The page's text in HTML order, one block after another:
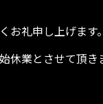
お礼申し上げます。
業とさせて頂き